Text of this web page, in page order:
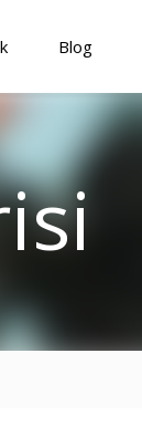
Blog